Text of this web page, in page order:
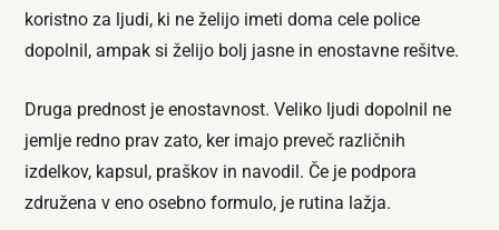
koristno za ljudi, ki ne želijo imeti doma cele police
dopolnil, ampak si želijo bolj jasne in enostavne rešitve.
Druga prednost je enostavnost. Veliko ljudi dopolnil ne
jemlje redno prav zato, ker imajo preveč različnih
izdelkov, kapsul, praškov in navodil. Če je podpora
združena v eno osebno formulo, je rutina lažja.